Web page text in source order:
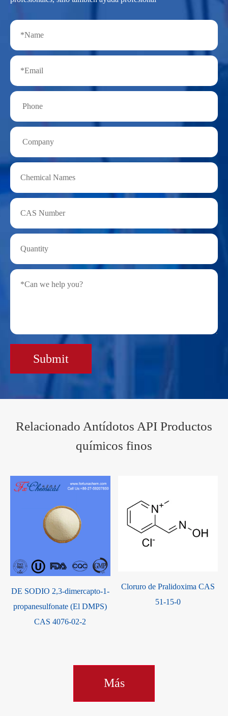
Submit
Relacionado Antídotos API Productos
químicos finos
DE SODIO 2,3-dimercapto-1-
propanesulfonate (El DMPS)
CAS 4076-02-2
Cloruro de Pralidoxima CAS
51-15-0
Más